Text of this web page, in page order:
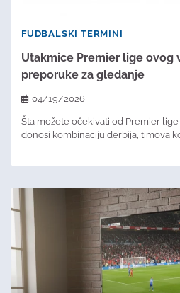
FUDBALSKI TERMINI
Utakmice Premier lige ovog
preporuke za gledanje
04/19/2026
Šta možete očekivati od Premier
donosi kombinaciju derbija, timova